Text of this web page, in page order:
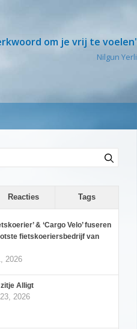
om je vrij te voelen'
Nilgun Yerli
Reacties Tags
& ‘Cargo Velo’ fuseren
fietskoeriersbedrijf van
2026
Alligt
2026